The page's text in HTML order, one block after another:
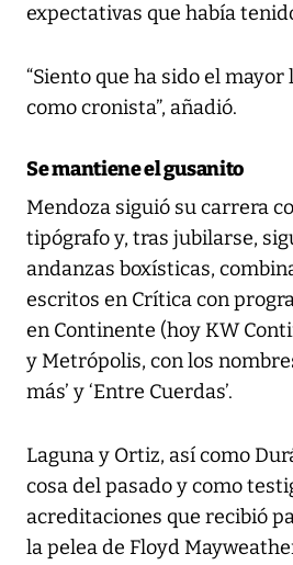
expectativas que había
“Siento que ha sido el
como cronista”, añadió.
Se mantiene el gusanito
Mendoza siguió su carrera
tipógrafo y, tras jubilarse,
andanzas boxísticas,
escritos en Crítica con
en Continente (hoy KW
y Metrópolis, con los
más’ y ‘Entre Cuerdas’.
Laguna y Ortiz, así como
cosa del pasado y como
acreditaciones que recibió
la pelea de Floyd